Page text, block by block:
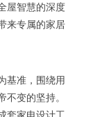
屋智慧的深度
来专属的家居
基准，围绕用
不变的坚持。